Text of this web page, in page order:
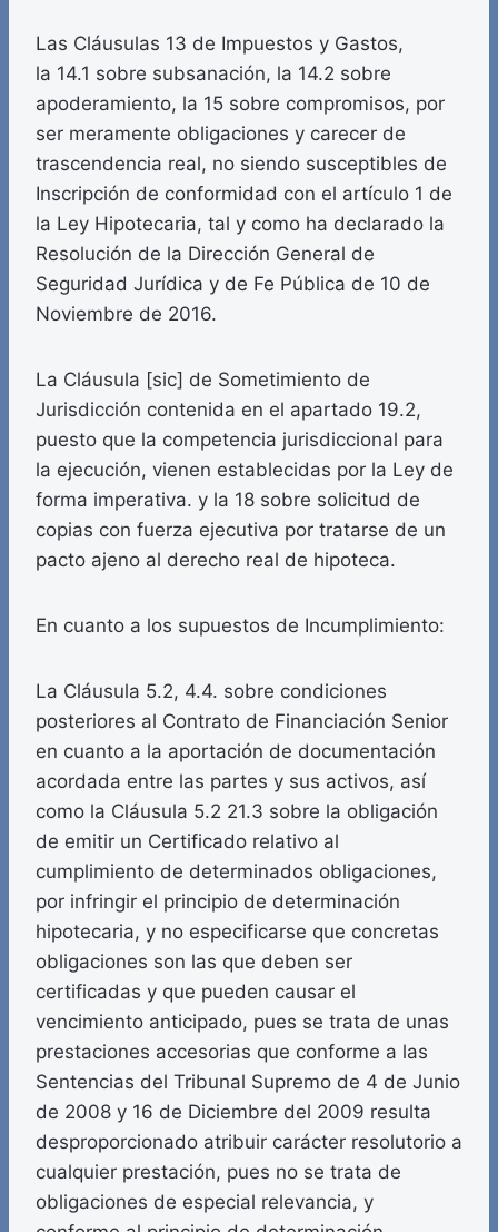
Las Cláusulas 13 de Impuestos y Gastos,
la 14.1 sobre subsanación, la 14.2 sobre
apoderamiento, la 15 sobre compromisos, por
ser meramente obligaciones y carecer de
trascendencia real, no siendo susceptibles de
Inscripción de conformidad con el artículo 1 de
la Ley Hipotecaria, tal y como ha declarado la
Resolución de la Dirección General de
Seguridad Jurídica y de Fe Pública de 10 de
Noviembre de 2016.
La Cláusula [sic] de Sometimiento de
Jurisdicción contenida en el apartado 19.2,
puesto que la competencia jurisdiccional para
la ejecución, vienen establecidas por la Ley de
forma imperativa. y la 18 sobre solicitud de
copias con fuerza ejecutiva por tratarse de un
pacto ajeno al derecho real de hipoteca.
En cuanto a los supuestos de Incumplimiento:
La Cláusula 5.2, 4.4. sobre condiciones
posteriores al Contrato de Financiación Senior
en cuanto a la aportación de documentación
acordada entre las partes y sus activos, así
como la Cláusula 5.2 21.3 sobre la obligación
de emitir un Certificado relativo al
cumplimiento de determinados obligaciones,
por infringir el principio de determinación
hipotecaria, y no especificarse que concretas
obligaciones son las que deben ser
certificadas y que pueden causar el
vencimiento anticipado, pues se trata de unas
prestaciones accesorias que conforme a las
Sentencias del Tribunal Supremo de 4 de Junio
de 2008 y 16 de Diciembre del 2009 resulta
desproporcionado atribuir carácter resolutorio a
cualquier prestación, pues no se trata de
obligaciones de especial relevancia, y